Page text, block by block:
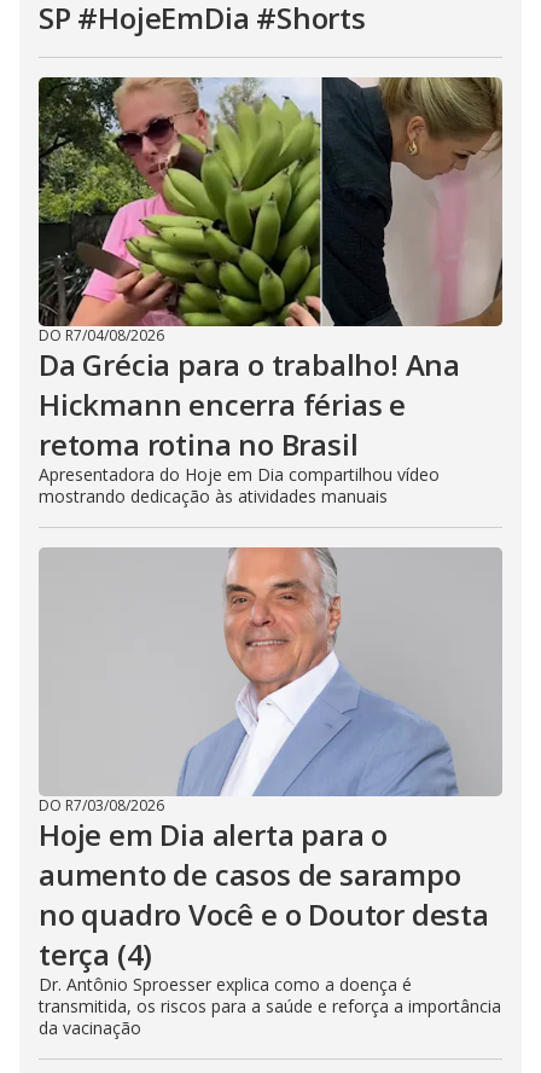
SP #HojeEmDia #Shorts
DO R7/04/08/2026
Da Grécia para o trabalho! Ana
Hickmann encerra férias e
retoma rotina no Brasil
Apresentadora do Hoje em Dia compartilhou vídeo
mostrando dedicação às atividades manuais
DO R7/03/08/2026
Hoje em Dia alerta para o
aumento de casos de sarampo
no quadro Você e o Doutor desta
terça (4)
Dr. Antônio Sproesser explica como a doença é
transmitida, os riscos para a saúde e reforça a importância
da vacinação